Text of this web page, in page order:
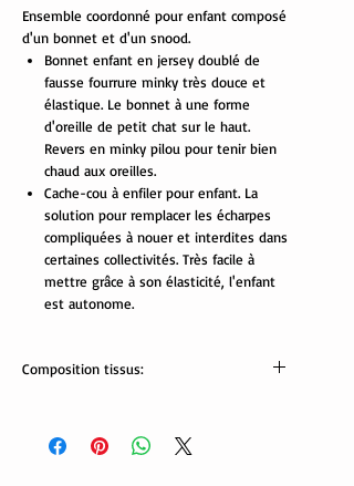
Ensemble coordonné pour enfant composé
d'un bonnet et d'un snood.
Bonnet enfant en jersey doublé de
fausse fourrure minky très douce et
élastique. Le bonnet à une forme
d'oreille de petit chat sur le haut.
Revers en minky pilou pour tenir bien
chaud aux oreilles.
Cache-cou à enfiler pour enfant. La
solution pour remplacer les écharpes
compliquées à nouer et interdites dans
certaines collectivités. Très facile à
mettre grâce à son élasticité, l'enfant
est autonome.
Composition tissus:
minky pilou: 100% polyester